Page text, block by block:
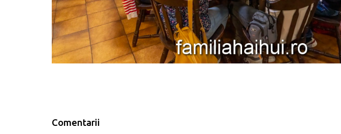
Comentarii